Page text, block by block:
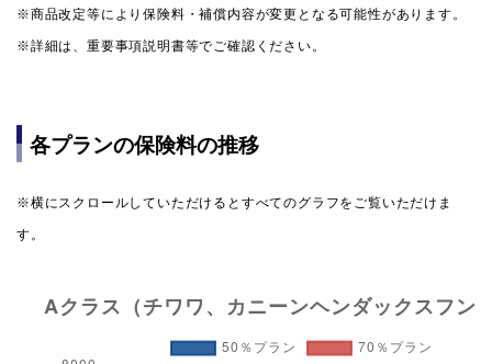
※商品改定等により保険料・補償内容が変更となる可能性があります。
※詳細は、重要事項説明書等でご確認ください。
各プランの保険料の推移
※横にスクロールしていただけるとすべてのグラフをご覧いただけま
す。